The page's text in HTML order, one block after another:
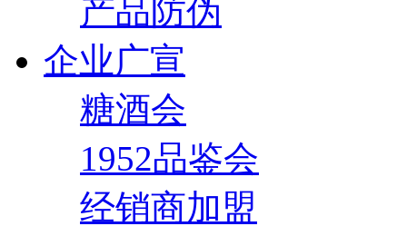
产品防伪
企业广宣
糖酒会
1952品鉴会
经销商加盟